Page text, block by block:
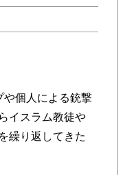
個人による銃撃
イスラム教徒や
繰り返してきた